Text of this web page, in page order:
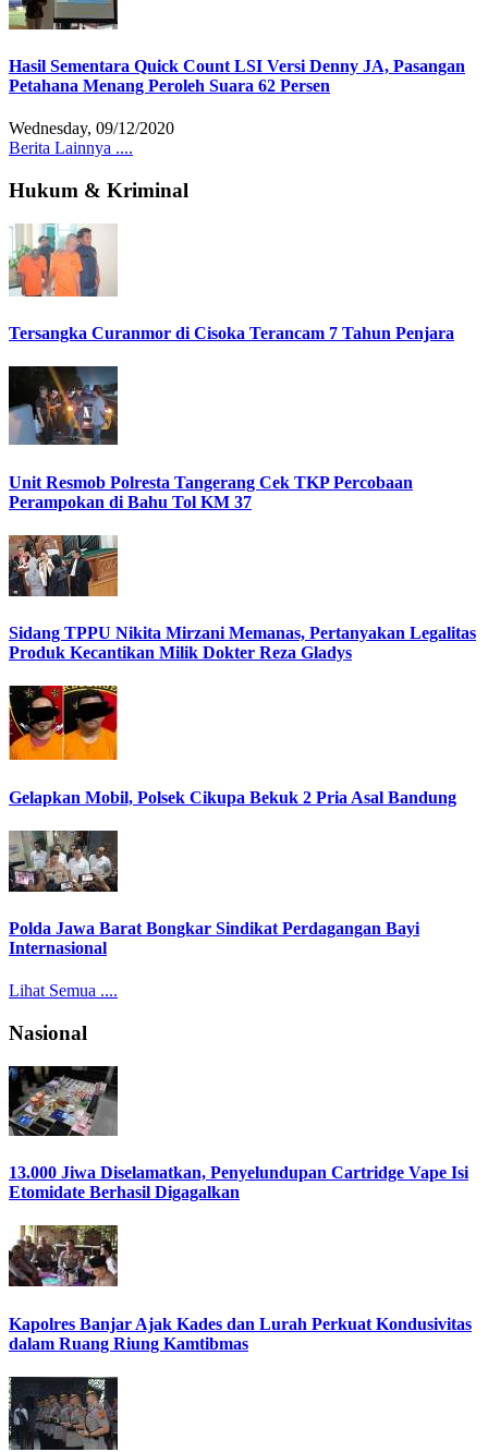
Hasil Sementara Quick Count LSI Versi Denny JA, Pasangan
Petahana Menang Peroleh Suara 62 Persen
Wednesday, 09/12/2020
Berita Lainnya ....
Hukum & Kriminal
Tersangka Curanmor di Cisoka Terancam 7 Tahun Penjara
Unit Resmob Polresta Tangerang Cek TKP Percobaan
Perampokan di Bahu Tol KM 37
Sidang TPPU Nikita Mirzani Memanas, Pertanyakan Legalitas
Produk Kecantikan Milik Dokter Reza Gladys
Gelapkan Mobil, Polsek Cikupa Bekuk 2 Pria Asal Bandung
Polda Jawa Barat Bongkar Sindikat Perdagangan Bayi
Internasional
Lihat Semua ....
Nasional
13.000 Jiwa Diselamatkan, Penyelundupan Cartridge Vape Isi
Etomidate Berhasil Digagalkan
Kapolres Banjar Ajak Kades dan Lurah Perkuat Kondusivitas
dalam Ruang Riung Kamtibmas